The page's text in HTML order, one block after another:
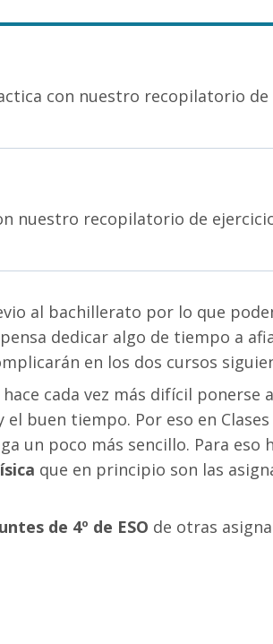
con nuestro recopilatorio de
nuestro recopilatorio de
al bachillerato por lo que
dedicar algo de tiempo a
en los dos cursos
cada vez más difícil ponerse
buen tiempo. Por eso en Clases
un poco más sencillo. Para eso
que en principio son las
de 4º de ESO de otras